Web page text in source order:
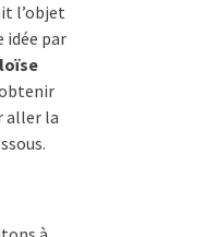
l’objet
idée par
aller la